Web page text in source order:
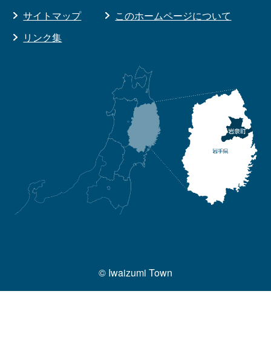
サイトマップ
このホームページについて
リンク集
© Iwaizumi Town